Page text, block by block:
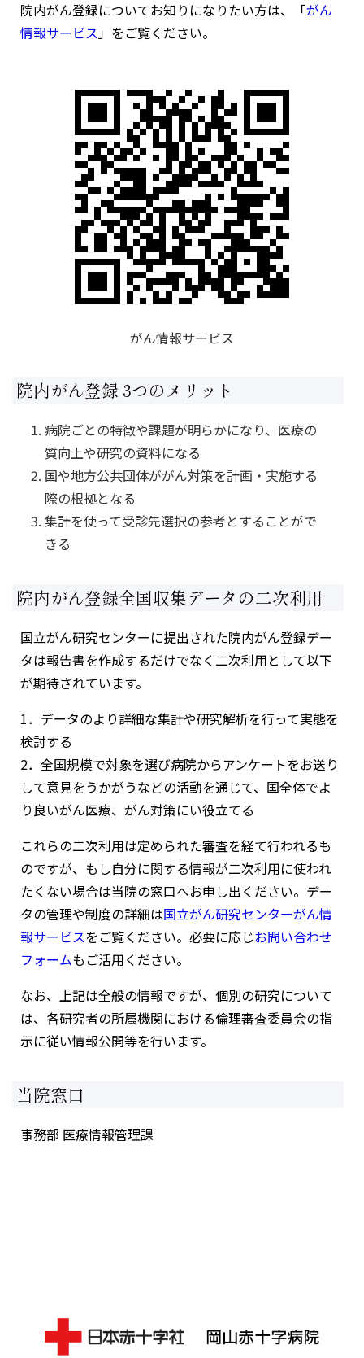
院内がん登録についてお知りになりたい方は、「がん
情報サービス」をご覧ください。
がん情報サービス
院内がん登録 3つのメリット
病院ごとの特徴や課題が明らかになり、医療の
質向上や研究の資料になる
国や地方公共団体ががん対策を計画・実施する
際の根拠となる
集計を使って受診先選択の参考とすることがで
きる
院内がん登録全国収集データの二次利用
国立がん研究センターに提出された院内がん登録デー
タは報告書を作成するだけでなく二次利用として以下
が期待されています。
1．データのより詳細な集計や研究解析を行って実態を
検討する
2．全国規模で対象を選び病院からアンケートをお送り
して意見をうかがうなどの活動を通じて、国全体でよ
り良いがん医療、がん対策にい役立てる
これらの二次利用は定められた審査を経て行われるも
のですが、もし自分に関する情報が二次利用に使われ
たくない場合は当院の窓口へお申し出ください。デー
タの管理や制度の詳細は国立がん研究センターがん情
報サービスをご覧ください。必要に応じお問い合わせ
フォームもご活用ください。
なお、上記は全般の情報ですが、個別の研究について
は、各研究者の所属機関における倫理審査委員会の指
示に従い情報公開等を行います。
当院窓口
事務部 医療情報管理課